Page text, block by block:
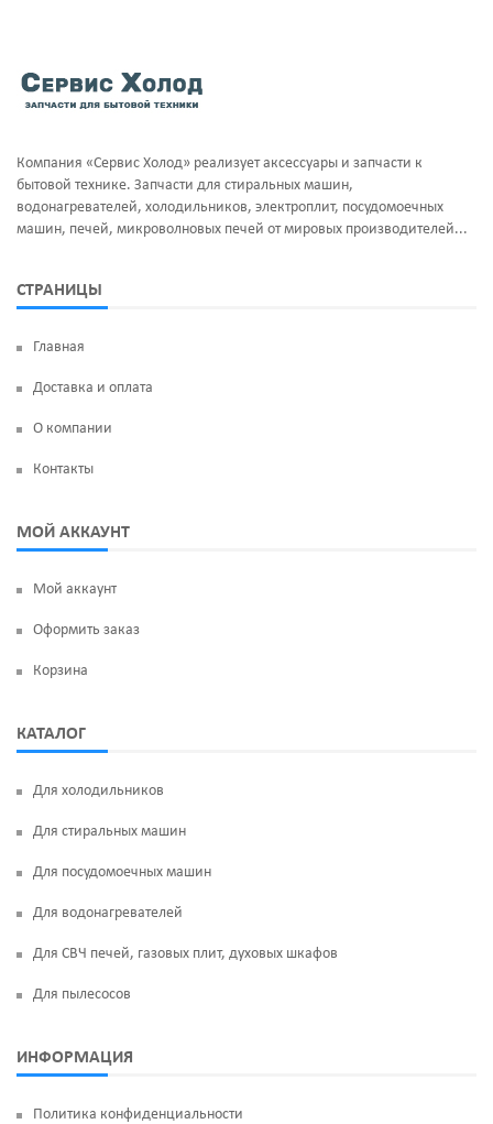
Компания «Сервис Холод» реализует аксессуары и запчасти к
бытовой технике. Запчасти для стиральных машин,
водонагревателей, холодильников, электроплит, посудомоечных
машин, печей, микроволновых печей от мировых производителей...
СТРАНИЦЫ
Главная
Доставка и оплата
О компании
Контакты
МОЙ АККАУНТ
Мой аккаунт
Оформить заказ
Корзина
КАТАЛОГ
Для холодильников
Для стиральных машин
Для посудомоечных машин
Для водонагревателей
Для СВЧ печей, газовых плит, духовых шкафов
Для пылесосов
ИНФОРМАЦИЯ
Политика конфиденциальности